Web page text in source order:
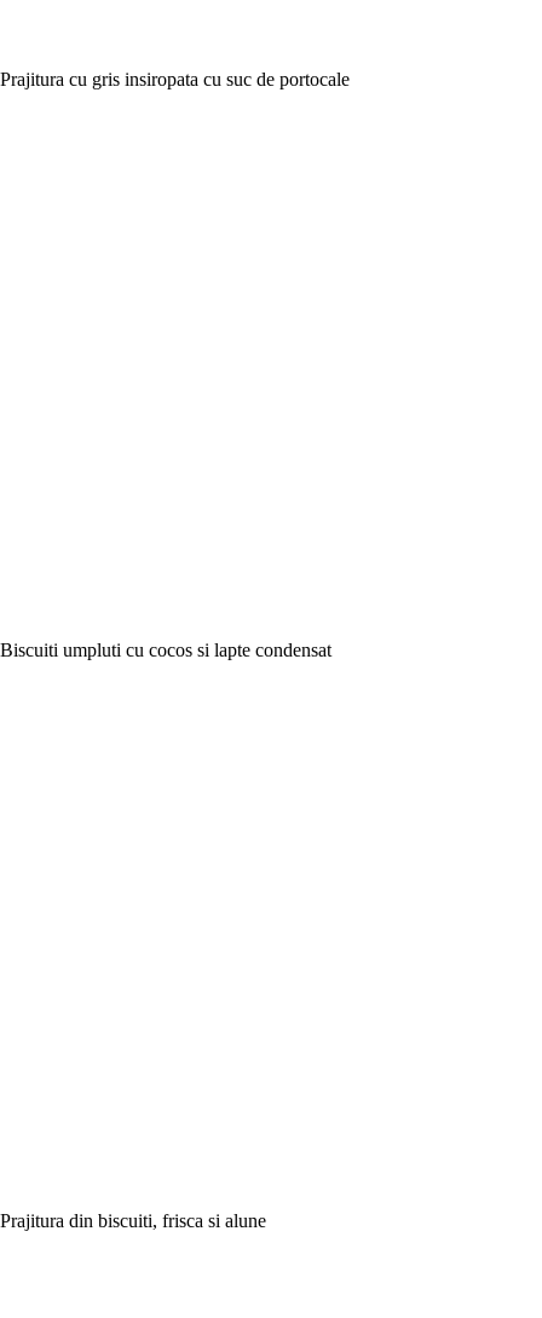
Prajitura cu gris insiropata cu suc de portocale
Biscuiti umpluti cu cocos si lapte condensat
Prajitura din biscuiti, frisca si alune